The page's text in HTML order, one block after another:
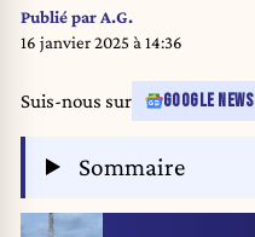
Publié par A.G.
16 janvier 2025 à 14:36
Suis-nous sur GOOGLE NEWS
Sommaire